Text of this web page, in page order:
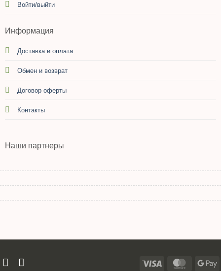
Войти/выйти
Информация
Доставка и оплата
Обмен и возврат
Договор оферты
Контакты
Наши партнеры